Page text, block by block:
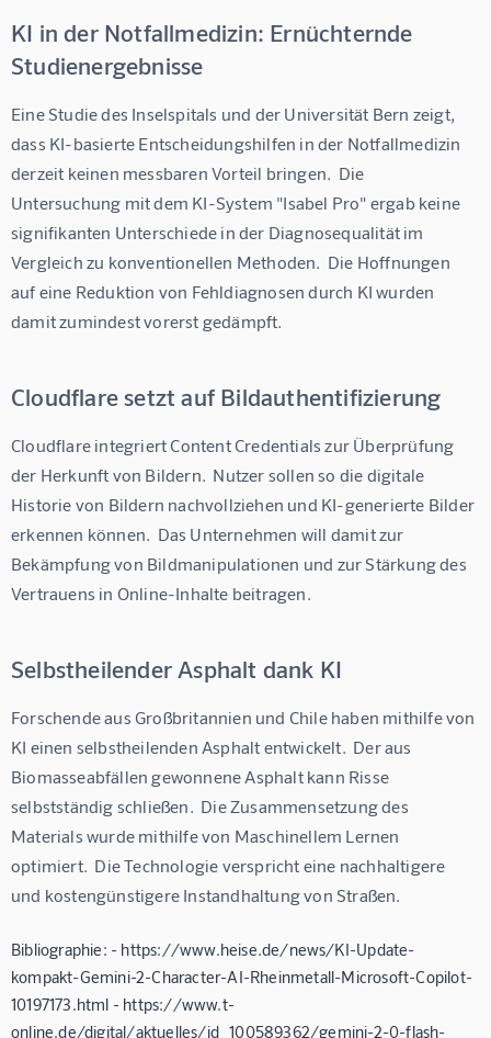
KI in der Notfallmedizin: Ernüchternde
Studienergebnisse
Eine Studie des Inselspitals und der Universität Bern zeigt,
dass KI-basierte Entscheidungshilfen in der Notfallmedizin
derzeit keinen messbaren Vorteil bringen.  Die
Untersuchung mit dem KI-System "Isabel Pro" ergab keine
signifikanten Unterschiede in der Diagnosequalität im
Vergleich zu konventionellen Methoden.  Die Hoffnungen
auf eine Reduktion von Fehldiagnosen durch KI wurden
damit zumindest vorerst gedämpft.
Cloudflare setzt auf Bildauthentifizierung
Cloudflare integriert Content Credentials zur Überprüfung
der Herkunft von Bildern.  Nutzer sollen so die digitale
Historie von Bildern nachvollziehen und KI-generierte Bilder
erkennen können.  Das Unternehmen will damit zur
Bekämpfung von Bildmanipulationen und zur Stärkung des
Vertrauens in Online-Inhalte beitragen.
Selbstheilender Asphalt dank KI
Forschende aus Großbritannien und Chile haben mithilfe von
KI einen selbstheilenden Asphalt entwickelt.  Der aus
Biomasseabfällen gewonnene Asphalt kann Risse
selbstständig schließen.  Die Zusammensetzung des
Materials wurde mithilfe von Maschinellem Lernen
optimiert.  Die Technologie verspricht eine nachhaltigere
und kostengünstigere Instandhaltung von Straßen.
Bibliographie: - https://www.heise.de/news/KI-Update-
kompakt-Gemini-2-Character-AI-Rheinmetall-Microsoft-Copilot-
10197173.html - https://www.t-
online.de/digital/aktuelles/id_100589362/gemini-2-0-flash-